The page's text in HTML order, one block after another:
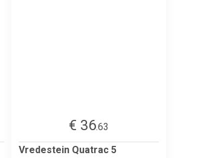
€ 36.63
Vredestein Quatrac 5